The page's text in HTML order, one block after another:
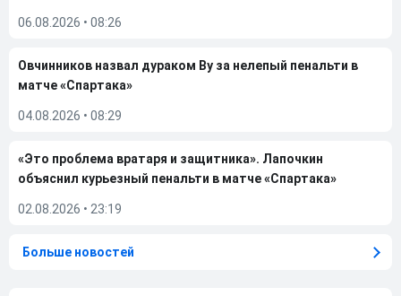
06.08.2026 • 08:26
Овчинников назвал дураком Ву за нелепый пенальти в
матче «Спартака»
04.08.2026 • 08:29
«Это проблема вратаря и защитника». Лапочкин
объяснил курьезный пенальти в матче «Спартака»
02.08.2026 • 23:19
Больше новостей